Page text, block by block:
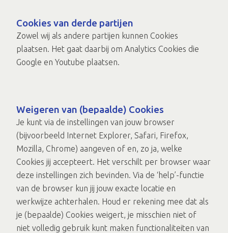
Cookies van derde partijen
Zowel wij als andere partijen kunnen Cookies
plaatsen. Het gaat daarbij om Analytics Cookies die
Google en Youtube plaatsen.
Weigeren van (bepaalde) Cookies
Je kunt via de instellingen van jouw browser
(bijvoorbeeld Internet Explorer, Safari, Firefox,
Mozilla, Chrome) aangeven of en, zo ja, welke
Cookies jij accepteert. Het verschilt per browser waar
deze instellingen zich bevinden. Via de ‘help’-functie
van de browser kun jij jouw exacte locatie en
werkwijze achterhalen. Houd er rekening mee dat als
je (bepaalde) Cookies weigert, je misschien niet of
niet volledig gebruik kunt maken functionaliteiten van